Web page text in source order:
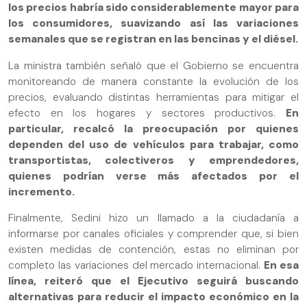
los precios habría sido considerablemente mayor para
los consumidores, suavizando así las variaciones
semanales que se registran en las bencinas y el diésel.
La ministra también señaló que el Gobierno se encuentra
monitoreando de manera constante la evolución de los
precios, evaluando distintas herramientas para mitigar el
efecto en los hogares y sectores productivos. En
particular, recalcó la preocupación por quienes
dependen del uso de vehículos para trabajar, como
transportistas, colectiveros y emprendedores,
quienes podrían verse más afectados por el
incremento.
Finalmente, Sedini hizo un llamado a la ciudadanía a
informarse por canales oficiales y comprender que, si bien
existen medidas de contención, estas no eliminan por
completo las variaciones del mercado internacional. En esa
línea, reiteró que el Ejecutivo seguirá buscando
alternativas para reducir el impacto económico en la